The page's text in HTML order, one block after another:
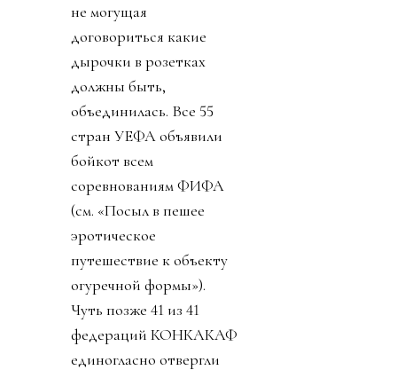
не могущая
договориться какие
дырочки в розетках
должны быть,
объединилась. Все 55
стран УЕФА объявили
бойкот всем
соревнованиям ФИФА
(см. «Посыл в пешее
эротическое
путешествие к объекту
огуречной формы»).
Чуть позже 41 из 41
федераций КОНКАКАФ
единогласно отвергли